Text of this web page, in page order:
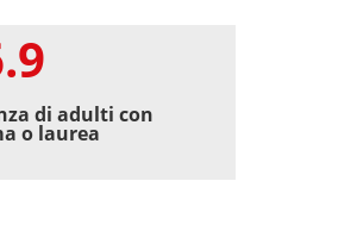
di adulti con
o laurea